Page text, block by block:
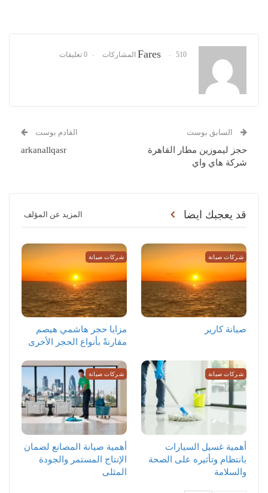
Fares 510 المشاركات 0 تعليقات
السابق بوست
حجز ليموزين مطار القاهرة
شركة هاي واي
القادم بوست
arkanallqasr
قد يعجبك ايضا المزيد عن المؤلف
شركات صيانة
صيانة كارير
شركات صيانة
مزايا حجر هاشمي هيصم
مقارنةً بأنواع الحجر الأخرى
شركات صيانة
أهمية غسيل السيارات
بانتظام وتأثيره على الصحة
والسلامة
شركات صيانة
أهمية صيانة المصانع لضمان
الإنتاج المستمر والجودة
المثلى